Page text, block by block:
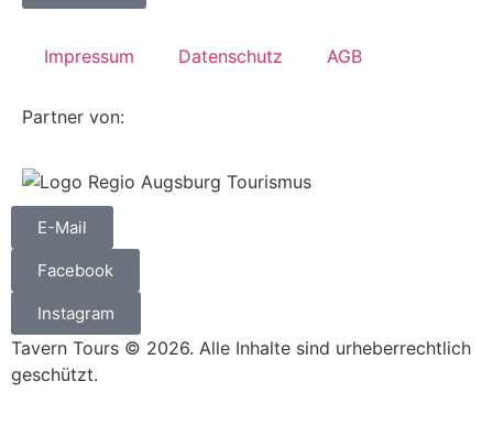
Impressum Datenschutz AGB
Partner von:
E-Mail
Facebook
Instagram
Tavern Tours © 2026. Alle Inhalte sind urheberrechtlich
geschützt.